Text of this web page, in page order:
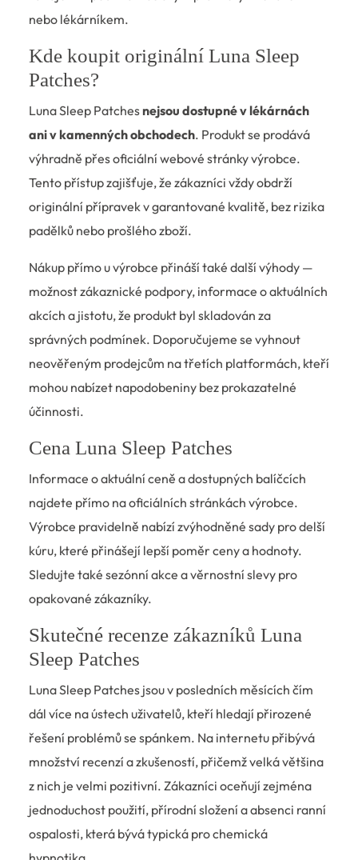
nebo lékárníkem.
Kde koupit originální Luna Sleep
Patches?
Luna Sleep Patchesnejsou dostupné v lékárnách
ani v kamenných obchodech. Produkt se prodává
výhradně přes oficiální webové stránky výrobce.
Tento přístup zajišťuje, že zákazníci vždy obdrží
originální přípravek v garantované kvalitě, bez rizika
padělků nebo prošlého zboží.
Nákup přímo u výrobce přináší také další výhody —
možnost zákaznické podpory, informace o aktuálních
akcích a jistotu, že produkt byl skladován za
správných podmínek. Doporučujeme se vyhnout
neověřeným prodejcům na třetích platformách, kteří
mohou nabízet napodobeniny bez prokazatelné
účinnosti.
Cena Luna Sleep Patches
Informace o aktuální ceně a dostupných balíčcích
najdete přímo na oficiálních stránkách výrobce.
Výrobce pravidelně nabízí zvýhodněné sady pro delší
kúru, které přinášejí lepší poměr ceny a hodnoty.
Sledujte také sezónní akce a věrnostní slevy pro
opakované zákazníky.
Skutečné recenze zákazníků Luna
Sleep Patches
Luna Sleep Patches jsou v posledních měsících čím
dál více na ústech uživatelů, kteří hledají přirozené
řešení problémů se spánkem. Na internetu přibývá
množství recenzí a zkušeností, přičemž velká většina
z nich je velmi pozitivní. Zákazníci oceňují zejména
jednoduchost použití, přírodní složení a absenci ranní
ospalosti, která bývá typická pro chemická